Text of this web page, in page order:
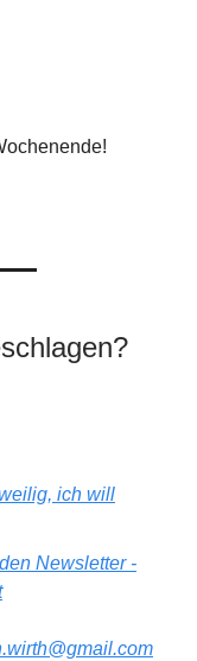
ich will
Newsletter -